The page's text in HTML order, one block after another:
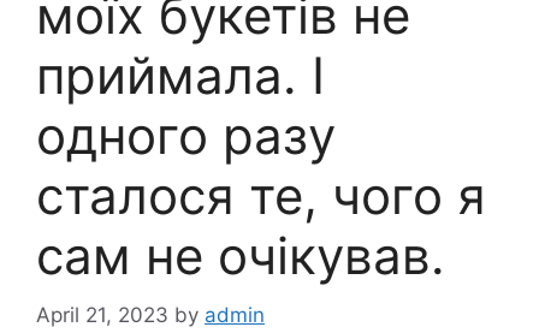
моїх букетів не
приймала. І
одного разу
сталося те, чого я
сам не очікував.
April 21, 2023 by admin